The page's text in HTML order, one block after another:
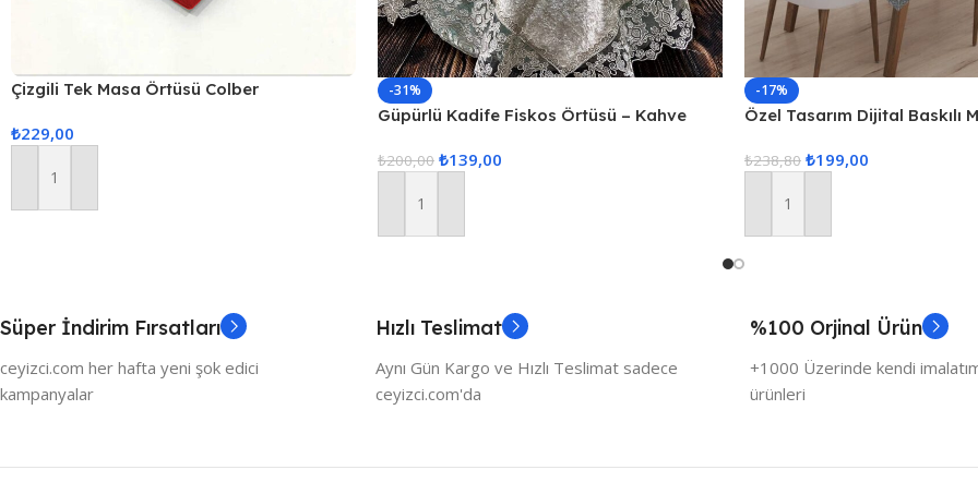
Çizgili Tek Masa Örtüsü Colber
₺229,00
Sepete Ekle
-31%
Güpürlü Kadife Fiskos Örtüsü – Kahve
₺200,00 ₺139,00
Sepete Ekle
-17%
Özel Tasarım Dijital Baskılı
₺238,80 ₺199,00
Sepete Ekle
Süper İndirim Fırsatları
ceyizci.com her hafta yeni şok edici
kampanyalar
Hızlı Teslimat
Aynı Gün Kargo ve Hızlı Teslimat sadece
ceyizci.com'da
%100 Orjinal Ürün
+1000 Üzerinde kendi
ürünleri